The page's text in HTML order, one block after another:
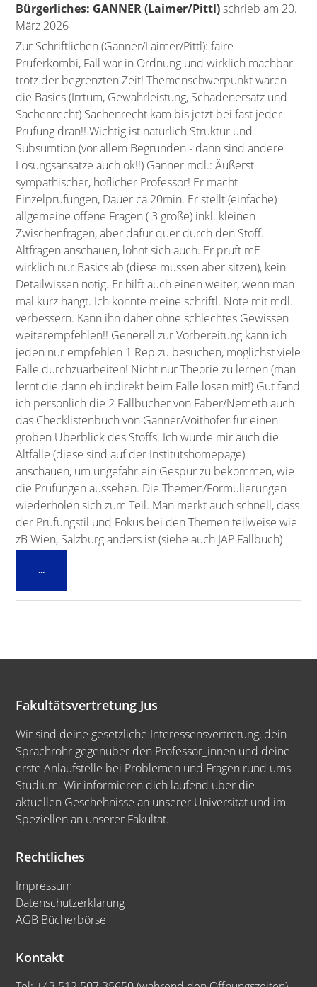
Bürgerliches: GANNER (Laimer/Pittl)schrieb am 20.
März 2026
Zur Schriftlichen (Ganner/Laimer/Pittl): faire
Prüferkombi, Fall war in Ordnung und wirklich machbar
trotz der begrenzten Zeit! Themenschwerpunkt waren
die Basics (Irrtum, Gewährleistung, Schadenersatz und
Sachenrecht) Sachenrecht kam bis jetzt bei fast jeder
Prüfung dran!! Wichtig ist natürlich Struktur und
Subsumtion (vor allem Begründen - dann sind andere
Lösungsansätze auch ok!!) Ganner mdl.: Äußerst
sympathischer, höflicher Professor! Er macht
Einzelprüfungen, Dauer ca 20min. Er stellt (einfache)
allgemeine offene Fragen ( 3 große) inkl. kleinen
Zwischenfragen, aber dafür quer durch den Stoff.
Altfragen anschauen, lohnt sich auch. Er prüft mE
wirklich nur Basics ab (diese müssen aber sitzen), kein
Detailwissen nötig. Er hilft auch einen weiter, wenn man
mal kurz hängt. Ich konnte meine schriftl. Note mit mdl.
verbessern. Kann ihn daher ohne schlechtes Gewissen
weiterempfehlen!! Generell zur Vorbereitung kann ich
jeden nur empfehlen 1 Rep zu besuchen, möglichst viele
Fälle durchzuarbeiten! Nicht nur Theorie zu lernen (man
lernt die dann eh indirekt beim Fälle lösen mit!) Gut fand
ich persönlich die 2 Fallbücher von Faber/Nemeth auch
das Checklistenbuch von Ganner/Voithofer für einen
groben Überblick des Stoffs. Ich würde mir auch die
Altfälle (diese sind auf der Institutshomepage)
anschauen, um ungefähr ein Gespür zu bekommen, wie
die Prüfungen aussehen. Die Themen/Formulierungen
wiederholen sich zum Teil. Man merkt auch schnell, dass
der Prüfungstil und Fokus bei den Themen teilweise wie
zB Wien, Salzburg anders ist (siehe auch JAP Fallbuch)
...Diese
ein-/ausblenden.
Fakultätsvertretung Jus
Wir sind deine gesetzliche Interessensvertretung, dein
Sprachrohr gegenüber den Professor_innen und deine
erste Anlaufstelle bei Problemen und Fragen rund ums
Studium. Wir informieren dich laufend über die
aktuellen Geschehnisse an unserer Universität und im
Speziellen an unserer Fakultät.
Rechtliches
Impressum
Datenschutzerklärung
AGB Bücherbörse
Kontakt